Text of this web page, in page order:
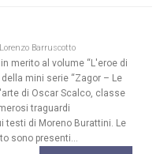
Lorenzo Barruscotto
merito al volume “L'eroe di
mini serie “Zagor – Le
di Oscar Scalco, classe
traguardi
testi di Moreno Burattini. Le
sono presenti...